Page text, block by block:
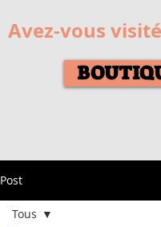
Avez-vous
Post
Tous